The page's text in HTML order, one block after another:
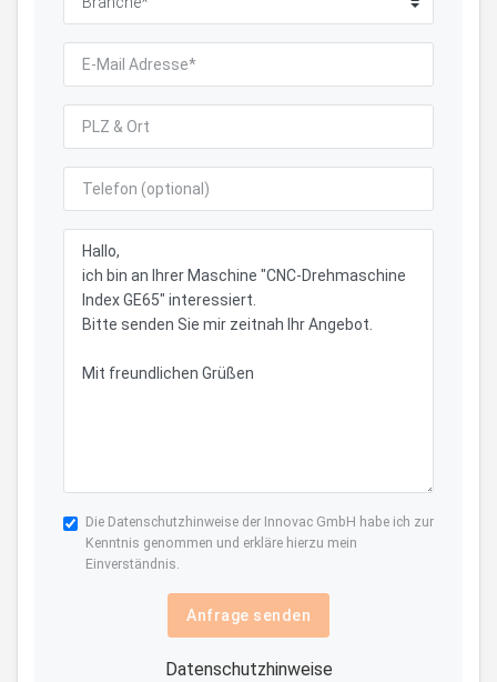
Die Datenschutzhinweise der Innovac GmbH habe ich zur
Kenntnis genommen und erkläre hierzu mein
Einverständnis.
Anfrage senden
Datenschutzhinweise